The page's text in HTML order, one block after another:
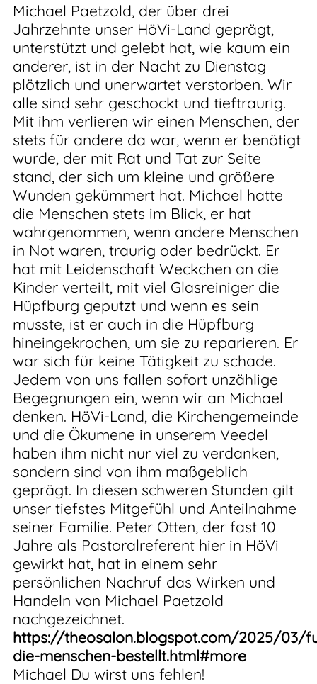
Michael Paetzold, der über drei
Jahrzehnte unser HöVi-Land geprägt,
unterstützt und gelebt hat, wie kaum ein
anderer, ist in der Nacht zu Dienstag
plötzlich und unerwartet verstorben. Wir
alle sind sehr geschockt und tieftraurig.
Mit ihm verlieren wir einen Menschen, der
stets für andere da war, wenn er benötigt
wurde, der mit Rat und Tat zur Seite
stand, der sich um kleine und größere
Wunden gekümmert hat. Michael hatte
die Menschen stets im Blick, er hat
wahrgenommen, wenn andere Menschen
in Not waren, traurig oder bedrückt. Er
hat mit Leidenschaft Weckchen an die
Kinder verteilt, mit viel Glasreiniger die
Hüpfburg geputzt und wenn es sein
musste, ist er auch in die Hüpfburg
hineingekrochen, um sie zu reparieren. Er
war sich für keine Tätigkeit zu schade.
Jedem von uns fallen sofort unzählige
Begegnungen ein, wenn wir an Michael
denken. HöVi-Land, die Kirchengemeinde
und die Ökumene in unserem Veedel
haben ihm nicht nur viel zu verdanken,
sondern sind von ihm maßgeblich
geprägt. In diesen schweren Stunden gilt
unser tiefstes Mitgefühl und Anteilnahme
seiner Familie. Peter Otten, der fast 10
Jahre als Pastoralreferent hier in HöVi
gewirkt hat, hat in einem sehr
persönlichen Nachruf das Wirken und
Handeln von Michael Paetzold
nachgezeichnet.
https://theosalon.blogspot.com/2025/03/
die-menschen-bestellt.html#more
Michael Du wirst uns fehlen!